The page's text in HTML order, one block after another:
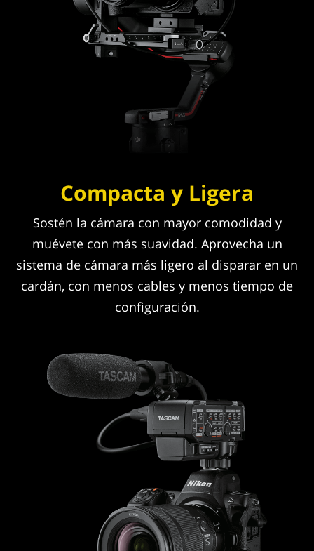
Compacta y Ligera
Sostén la cámara con mayor comodidad y
muévete con más suavidad. Aprovecha un
sistema de cámara más ligero al disparar en un
cardán, con menos cables y menos tiempo de
configuración.